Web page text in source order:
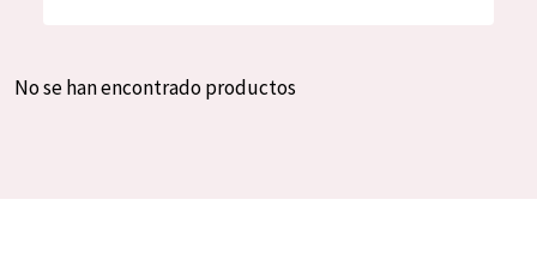
Spanish
No se han encontrado productos